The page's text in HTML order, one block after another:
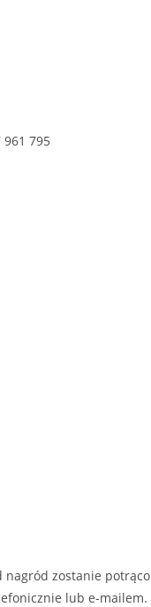
795
zostanie
lub e-mailem.